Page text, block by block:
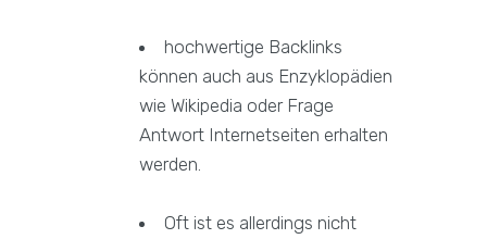
hochwertige Backlinks
können auch aus Enzyklopädien
wie Wikipedia oder Frage
Antwort Internetseiten erhalten
werden.
Oft ist es allerdings nicht